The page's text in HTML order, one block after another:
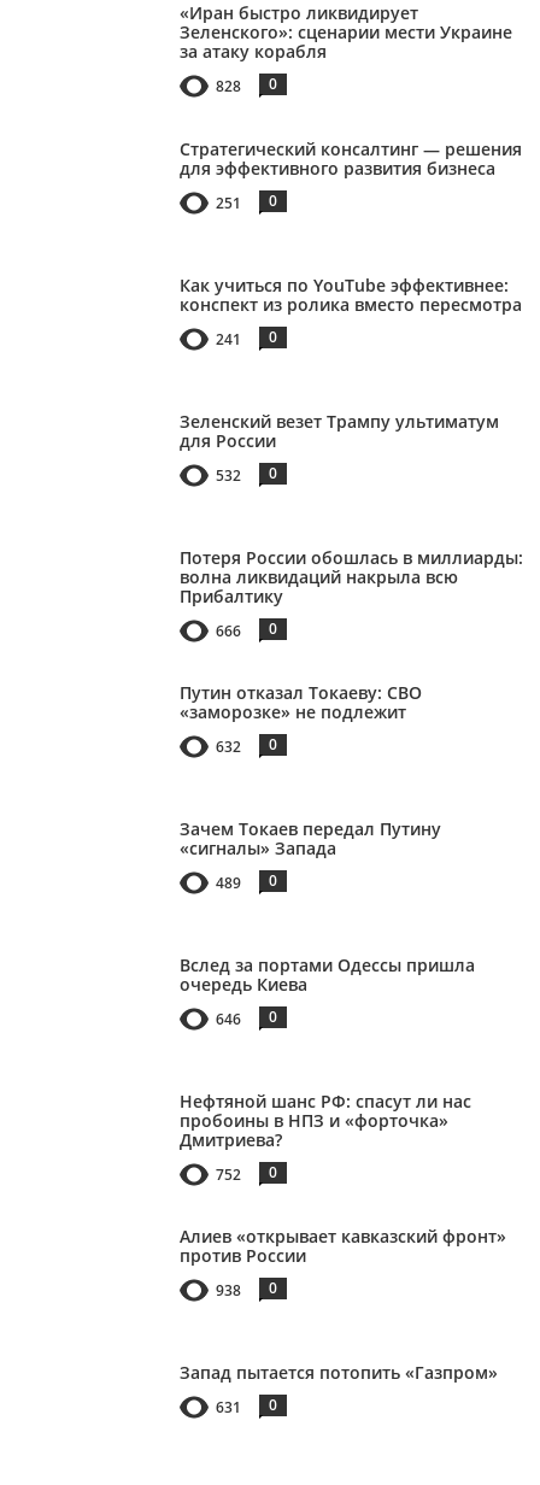
«Иран быстро ликвидирует
Зеленского»: сценарии мести Украине
за атаку корабля
828 0
Стратегический консалтинг — решения
для эффективного развития бизнеса
251 0
Как учиться по YouTube эффективнее:
конспект из ролика вместо пересмотра
241 0
Зеленский везет Трампу ультиматум
для России
532 0
Потеря России обошлась в миллиарды:
волна ликвидаций накрыла всю
Прибалтику
666 0
Путин отказал Токаеву: СВО
«заморозке» не подлежит
632 0
Зачем Токаев передал Путину
«сигналы» Запада
489 0
Вслед за портами Одессы пришла
очередь Киева
646 0
Нефтяной шанс РФ: спасут ли нас
пробоины в НПЗ и «форточка»
Дмитриева?
752 0
Алиев «открывает кавказский фронт»
против России
938 0
Запад пытается потопить «Газпром»
631 0